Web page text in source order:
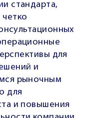
стандарта,
для
и
рыночным
для
и повышения